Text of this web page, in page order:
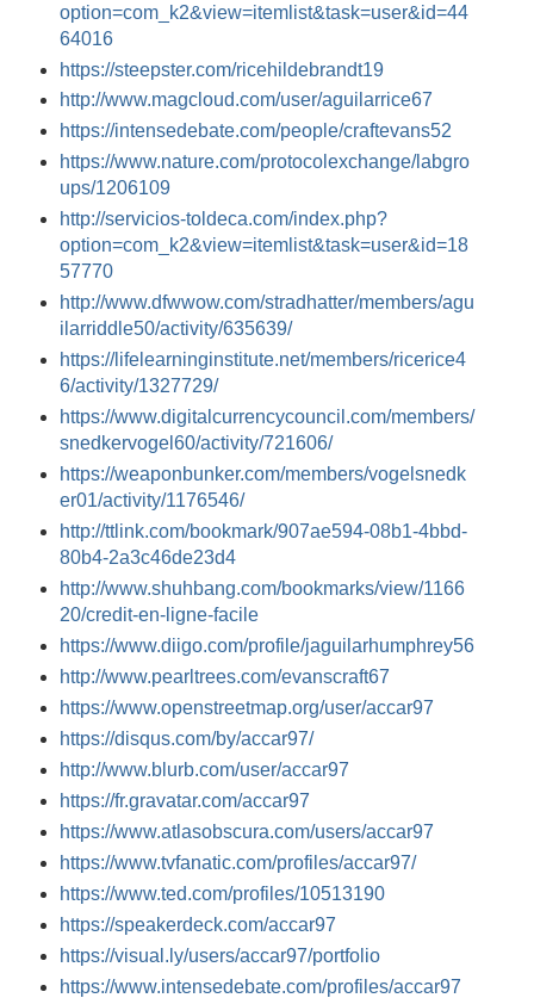
option=com_k2&view=itemlist&task=user&id=44
64016
https://steepster.com/ricehildebrandt19
http://www.magcloud.com/user/aguilarrice67
https://intensedebate.com/people/craftevans52
https://www.nature.com/protocolexchange/labgro
ups/1206109
http://servicios-toldeca.com/index.php?
option=com_k2&view=itemlist&task=user&id=18
57770
http://www.dfwwow.com/stradhatter/members/agu
ilarriddle50/activity/635639/
https://lifelearninginstitute.net/members/ricerice4
6/activity/1327729/
https://www.digitalcurrencycouncil.com/members/
snedkervogel60/activity/721606/
https://weaponbunker.com/members/vogelsnedk
er01/activity/1176546/
http://ttlink.com/bookmark/907ae594-08b1-4bbd-
80b4-2a3c46de23d4
http://www.shuhbang.com/bookmarks/view/1166
20/credit-en-ligne-facile
https://www.diigo.com/profile/jaguilarhumphrey56
http://www.pearltrees.com/evanscraft67
https://www.openstreetmap.org/user/accar97
https://disqus.com/by/accar97/
http://www.blurb.com/user/accar97
https://fr.gravatar.com/accar97
https://www.atlasobscura.com/users/accar97
https://www.tvfanatic.com/profiles/accar97/
https://www.ted.com/profiles/10513190
https://speakerdeck.com/accar97
https://visual.ly/users/accar97/portfolio
https://www.intensedebate.com/profiles/accar97